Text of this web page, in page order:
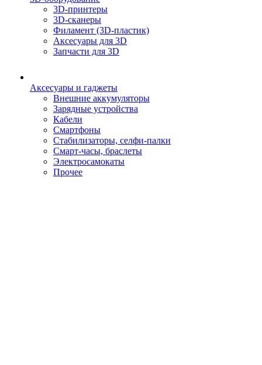
3D-принтеры
3D-сканеры
Филамент (3D-пластик)
Аксесуары для 3D
Запчасти для 3D
Аксесуары и гаджеты
Внешние аккумуляторы
Зарядные устройства
Кабели
Смартфоны
Стабилизаторы, селфи-палки
Смарт-часы, браслеты
Электросамокаты
Прочее